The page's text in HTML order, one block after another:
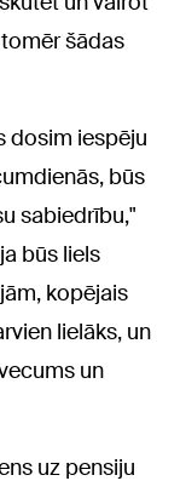
šādas
dosim iespēju
būs
sabiedrību,"
būs liels
kopējais
lielāks, un
un
uz pensiju